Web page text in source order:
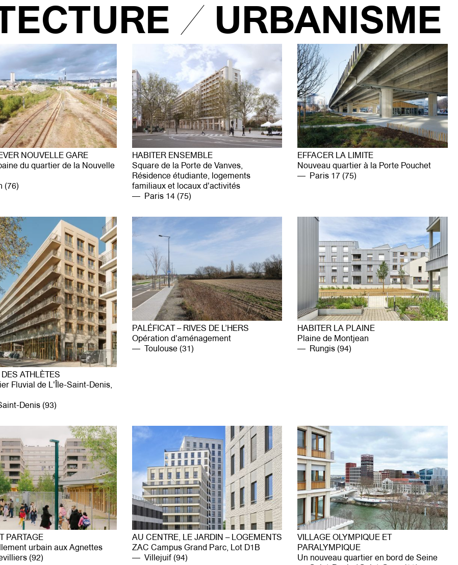
URBANISME
NOUVELLE GARE
du quartier de la Nouvelle
(76)
HABITER ENSEMBLE
Square de la Porte de Vanves,
Résidence étudiante, logements
familiaux et locaux d'activités
Paris 14 (75)
EFFACER LA LIMITE
Nouveau quartier à la Porte Pouchet
Paris 17 (75)
ATHLÈTES
Fluvial de L'Île-Saint-Denis,
Denis (93)
PALÉFICAT – RIVES DE L’HERS
Opération d'aménagement
Toulouse (31)
HABITER LA PLAINE
Plaine de Montjean
Rungis (94)
PARTAGE
urbain aux Agnettes
(92)
AU CENTRE, LE JARDIN – LOGEMENTS
ZAC Campus Grand Parc, Lot D1B
Villejuif (94)
VILLAGE OLYMPIQUE ET
PARALYMPIQUE
Un nouveau quartier en bord de Seine